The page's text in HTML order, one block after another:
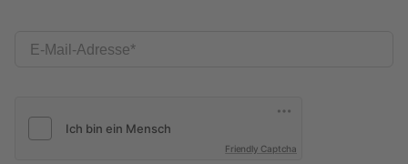
E-Mail-Adresse
Friendly Captcha